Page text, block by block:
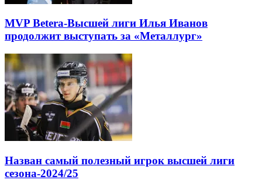
MVP Betera-Высшей лиги Илья Иванов
продолжит выступать за «Металлург»
Назван самый полезный игрок высшей лиги
сезона-2024/25